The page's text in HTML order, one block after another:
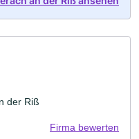
der Riß
Firma bewerten